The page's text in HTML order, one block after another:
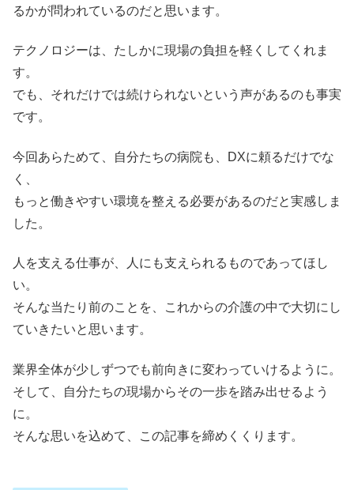
るかが問われているのだと思います。
テクノロジーは、たしかに現場の負担を軽くしてくれま
す。
でも、それだけでは続けられないという声があるのも事実
です。
今回あらためて、自分たちの病院も、DXに頼るだけでな
く、
もっと働きやすい環境を整える必要があるのだと実感しま
した。
人を支える仕事が、人にも支えられるものであってほし
い。
そんな当たり前のことを、これからの介護の中で大切にし
ていきたいと思います。
業界全体が少しずつでも前向きに変わっていけるように。
そして、自分たちの現場からその一歩を踏み出せるよう
に。
そんな思いを込めて、この記事を締めくくります。